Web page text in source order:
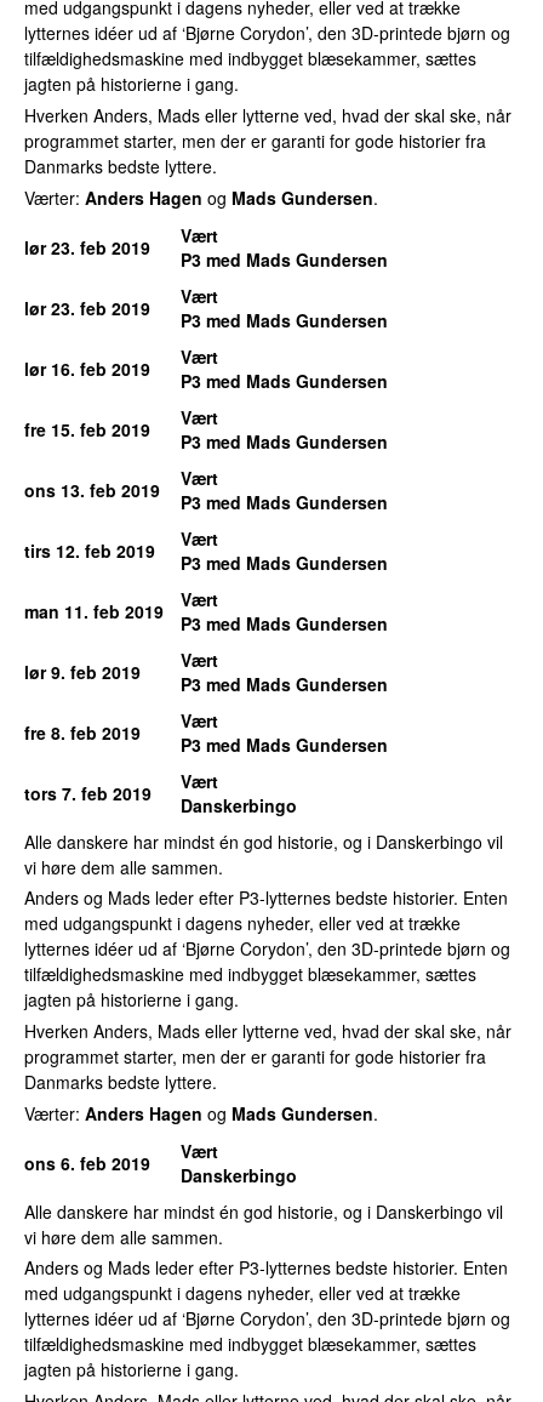
med udgangspunkt i dagens nyheder, eller ved at trække
lytternes idéer ud af ‘Bjørne Corydon’, den 3D-printede bjørn og
tilfældighedsmaskine med indbygget blæsekammer, sættes
jagten på historierne i gang.
Hverken Anders, Mads eller lytterne ved, hvad der skal ske, når
programmet starter, men der er garanti for gode historier fra
Danmarks bedste lyttere.
Værter: Anders Hagen og Mads Gundersen.
lør 23. feb 2019
Vært
P3 med Mads Gundersen
lør 23. feb 2019
Vært
P3 med Mads Gundersen
lør 16. feb 2019
Vært
P3 med Mads Gundersen
fre 15. feb 2019
Vært
P3 med Mads Gundersen
ons 13. feb 2019
Vært
P3 med Mads Gundersen
tirs 12. feb 2019
Vært
P3 med Mads Gundersen
man 11. feb 2019
Vært
P3 med Mads Gundersen
lør 9. feb 2019
Vært
P3 med Mads Gundersen
fre 8. feb 2019
Vært
P3 med Mads Gundersen
tors 7. feb 2019
Vært
Danskerbingo
Alle danskere har mindst én god historie, og i Danskerbingo vil
vi høre dem alle sammen.
Anders og Mads leder efter P3-lytternes bedste historier. Enten
med udgangspunkt i dagens nyheder, eller ved at trække
lytternes idéer ud af ‘Bjørne Corydon’, den 3D-printede bjørn og
tilfældighedsmaskine med indbygget blæsekammer, sættes
jagten på historierne i gang.
Hverken Anders, Mads eller lytterne ved, hvad der skal ske, når
programmet starter, men der er garanti for gode historier fra
Danmarks bedste lyttere.
Værter: Anders Hagen og Mads Gundersen.
ons 6. feb 2019
Vært
Danskerbingo
Alle danskere har mindst én god historie, og i Danskerbingo vil
vi høre dem alle sammen.
Anders og Mads leder efter P3-lytternes bedste historier. Enten
med udgangspunkt i dagens nyheder, eller ved at trække
lytternes idéer ud af ‘Bjørne Corydon’, den 3D-printede bjørn og
tilfældighedsmaskine med indbygget blæsekammer, sættes
jagten på historierne i gang.